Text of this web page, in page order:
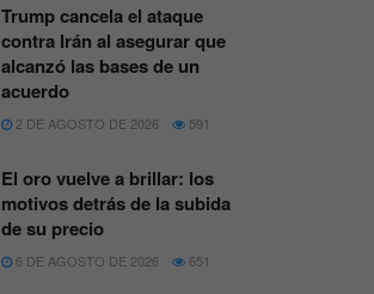
Trump cancela el ataque
contra Irán al asegurar que
alcanzó las bases de un
acuerdo
2 DE AGOSTO DE 2026 591
El oro vuelve a brillar: los
motivos detrás de la subida
de su precio
6 DE AGOSTO DE 2026 651